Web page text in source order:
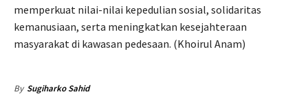
memperkuat nilai-nilai kepedulian sosial, solidaritas
kemanusiaan, serta meningkatkan kesejahteraan
masyarakat di kawasan pedesaan. (Khoirul Anam)
By Sugiharko Sahid